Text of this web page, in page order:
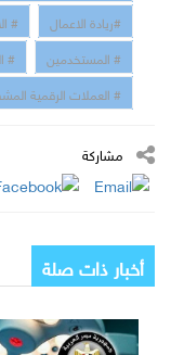
#ريادة الاعمال #
# المستخدمين
#
# العملات الرقمية
مشاركة
أخبار ذات صلة